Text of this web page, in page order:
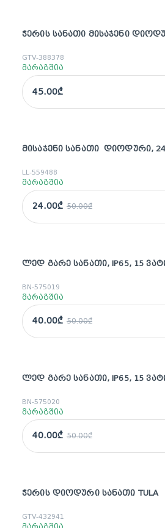
ᲭᲔᲠᲘᲡ ᲡᲐᲜᲐᲗᲘ ᲛᲘᲡᲐᲯᲔᲜᲘ
GTV-388378
მარაგშია
45.00₾
sale
ᲛᲘᲡᲐᲯᲔᲜᲘ ᲡᲐᲜᲐᲗᲘ ᲓᲘᲝᲓᲣᲠᲘ,
LL-559488
მარაგშია
24.00₾ 50.00₾
sale
ᲚᲔᲓ ᲒᲐᲠᲔ ᲡᲐᲜᲐᲗᲘ, IP65, 15
BN-575019
მარაგშია
40.00₾ 50.00₾
sale
ᲚᲔᲓ ᲒᲐᲠᲔ ᲡᲐᲜᲐᲗᲘ, IP65, 15
BN-575020
მარაგშია
40.00₾ 50.00₾
ᲭᲔᲠᲘᲡ ᲓᲘᲝᲓᲣᲠᲘ ᲡᲐᲜᲐᲗᲘ TULA
GTV-432941